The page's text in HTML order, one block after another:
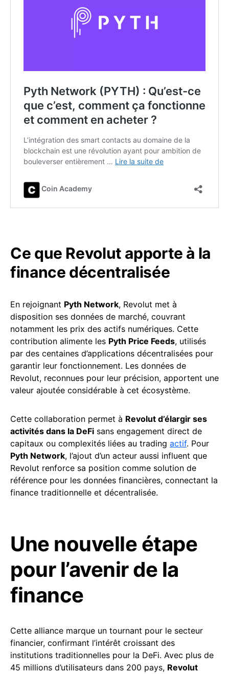
Ce que Revolut apporte à la
finance décentralisée
En rejoignant Pyth Network, Revolut met à
disposition ses données de marché, couvrant
notamment les prix des actifs numériques. Cette
contribution alimente les Pyth Price Feeds, utilisés
par des centaines d’applications décentralisées pour
garantir leur fonctionnement. Les données de
Revolut, reconnues pour leur précision, apportent une
valeur ajoutée considérable à cet écosystème.
Cette collaboration permet à Revolut d’élargir ses
activités dans la DeFi sans engagement direct de
capitaux ou complexités liées au trading actif. Pour
Pyth Network, l’ajout d’un acteur aussi influent que
Revolut renforce sa position comme solution de
référence pour les données financières, connectant la
finance traditionnelle et décentralisée.
Une nouvelle étape
pour l’avenir de la
finance
Cette alliance marque un tournant pour le secteur
financier, confirmant l’intérêt croissant des
institutions traditionnelles pour la DeFi. Avec plus de
45 millions d’utilisateurs dans 200 pays, Revolut